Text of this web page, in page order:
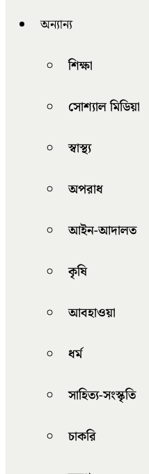
অন্যান্য
শিক্ষা
সোশ্যাল মিডিয়া
স্বাস্থ্য
অপরাধ
আইন-আদালত
কৃষি
আবহাওয়া
ধর্ম
সাহিত্য-সংস্কৃতি
চাকরি